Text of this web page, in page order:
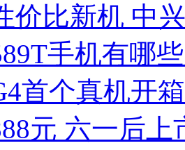
价比新机 中
手机有哪
首个真机开
元 六一后上